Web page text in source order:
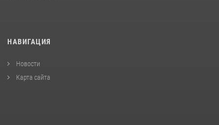
НАВИГАЦИЯ
Новости
Карта сайта